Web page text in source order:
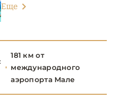
Resort
Еще
181 км от
международного
аэропорта Мале